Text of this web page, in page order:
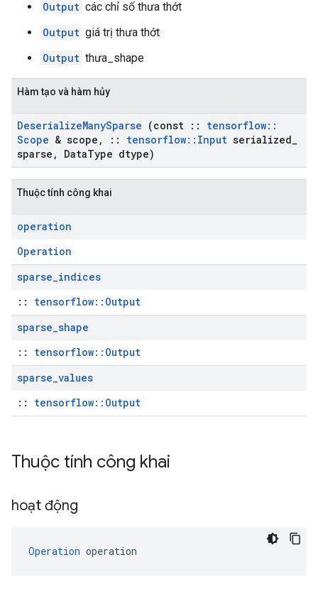
Output các chỉ số thưa thớt
Output giá trị thưa thớt
Output thưa_shape
Hàm tạo và hàm hủy
DeserializeManySparse (const :: tensorflow::
Scope & scope , :: tensorflow:: Input serialized
sparse , DataType dtype)
Thuộc tính công khai
operation
Operation
sparse_indices
:: tensorflow::Output
sparse_shape
:: tensorflow::Output
sparse_values
:: tensorflow::Output
Thuộc tính công khai
hoạt động
Operation operation